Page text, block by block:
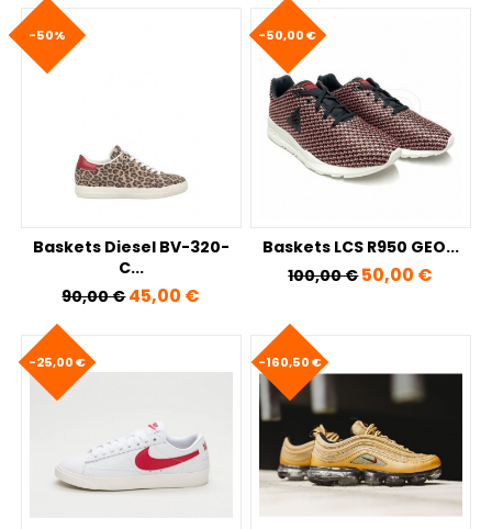
Baskets Diesel BV-320-
C...
Prix de base
90,00 €Prix
45,00 €
-50%
Baskets LCS R950 GEO...
Prix de base
100,00 €Prix
50,00 €
-50,00 €
-25,00 € -160,50 €